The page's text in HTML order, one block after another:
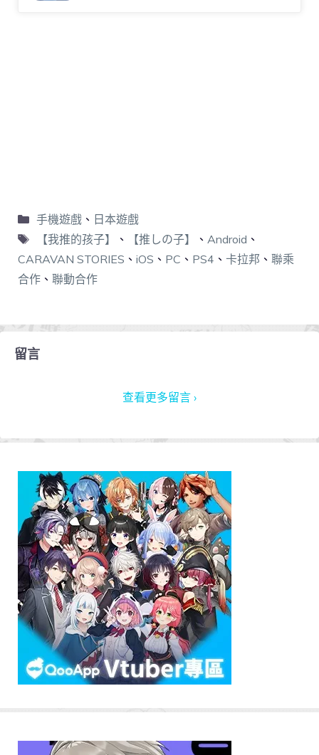
手機遊戲、 日本遊戲
【我推的孩子】
、 【推しの子】 、 Android 、
CARAVAN STORIES 、 iOS 、 PC 、 PS4 、 卡拉邦 、 聯乘
合作 、 聯動合作
留言
查看更多留言 ›